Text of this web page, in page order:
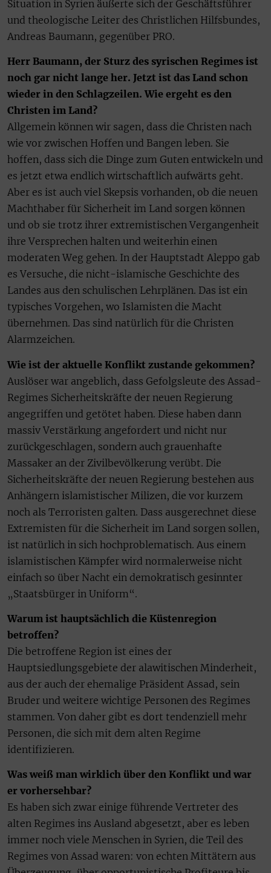
Situation in Syrien äußerte sich der Geschäftsführer
und theologische Leiter des Christlichen Hilfsbundes,
Andreas Baumann, gegenüber PRO.
Herr Baumann, der Sturz des syrischen Regimes ist
noch gar nicht lange her. Jetzt ist das Land schon
wieder in den Schlagzeilen. Wie ergeht es den
Christen im Land?
Allgemein können wir sagen, dass die Christen nach
wie vor zwischen Hoffen und Bangen leben. Sie
hoffen, dass sich die Dinge zum Guten entwickeln und
es jetzt etwa endlich wirtschaftlich aufwärts geht.
Aber es ist auch viel Skepsis vorhanden, ob die neuen
Machthaber für Sicherheit im Land sorgen können
und ob sie trotz ihrer extremistischen Vergangenheit
ihre Versprechen halten und weiterhin einen
moderaten Weg gehen. In der Hauptstadt Aleppo gab
es Versuche, die nicht-islamische Geschichte des
Landes aus den schulischen Lehrplänen. Das ist ein
typisches Vorgehen, wo Islamisten die Macht
übernehmen. Das sind natürlich für die Christen
Alarmzeichen.
Wie ist der aktuelle Konflikt zustande gekommen?
Auslöser war angeblich, dass Gefolgsleute des Assad-
Regimes Sicherheitskräfte der neuen Regierung
angegriffen und getötet haben. Diese haben dann
massiv Verstärkung angefordert und nicht nur
zurückgeschlagen, sondern auch grauenhafte
Massaker an der Zivilbevölkerung verübt. Die
Sicherheitskräfte der neuen Regierung bestehen aus
Anhängern islamistischer Milizen, die vor kurzem
noch als Terroristen galten. Dass ausgerechnet diese
Extremisten für die Sicherheit im Land sorgen sollen,
ist natürlich in sich hochproblematisch. Aus einem
islamistischen Kämpfer wird normalerweise nicht
einfach so über Nacht ein demokratisch gesinnter
„Staatsbürger in Uniform“.
Warum ist hauptsächlich die Küstenregion
betroffen?
Die betroffene Region ist eines der
Hauptsiedlungsgebiete der alawitischen Minderheit,
aus der auch der ehemalige Präsident Assad, sein
Bruder und weitere wichtige Personen des Regimes
stammen. Von daher gibt es dort tendenziell mehr
Personen, die sich mit dem alten Regime
identifizieren.
Was weiß man wirklich über den Konflikt und war
er vorhersehbar?
Es haben sich zwar einige führende Vertreter des
alten Regimes ins Ausland abgesetzt, aber es leben
immer noch viele Menschen in Syrien, die Teil des
Regimes von Assad waren: von echten Mittätern aus